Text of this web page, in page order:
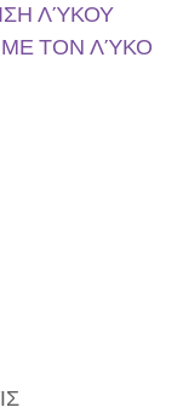
ΛΎΚΟΥ
ΤΟΝ ΛΎΚΟ